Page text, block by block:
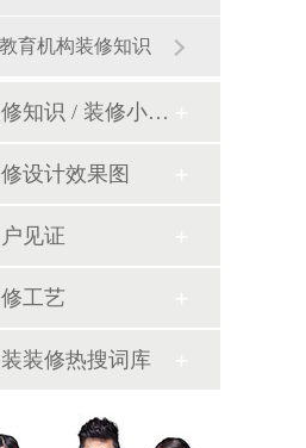
教育机构装修知识
装修知识 / 装修小课堂
设计效果图
见证
工艺
装修热搜词库